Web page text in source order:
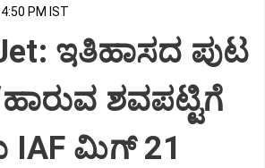
PM IST
ಇತಿಹಾಸದ ಪುಟ
ಶವಪಟ್ಟಿಗೆ
IAF ಮಿಗ್‌ 21